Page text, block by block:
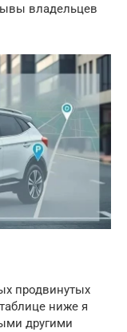
владельцев
продвинутых
ниже я
другими